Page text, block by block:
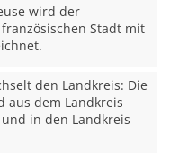
wird der
Stadt mit
den Landkreis: Die
aus dem Landkreis
in den Landkreis